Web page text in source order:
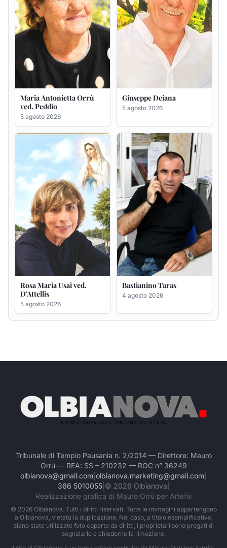
Rosa Maria Usai ved.
D'Attellis
5 agosto 2026
Bastianino Taras
4 agosto 2026
Tribunale di Tempio Pausania n. 2/2014 — Direttore: Mauro
Orrù — REA: SS – 210232 — ROC n° 36249
olbianova@gmail.com olbianova.marketing@gmail.com
366 5010055| © 2026 Olbianova
Realizzazione grafica di Mauro Orrù per Artefix
© 2026Olbianova. Tutti i diritti riservati. Tutte le immagini appartengono
a Olbianova, vietata la duplicazione. Nel caso, a titolo esemplificativo,
siano state utilizzate foto coperte da diritti, i proprietari sono pregati di
segnalarle e chiederne la rimozione.